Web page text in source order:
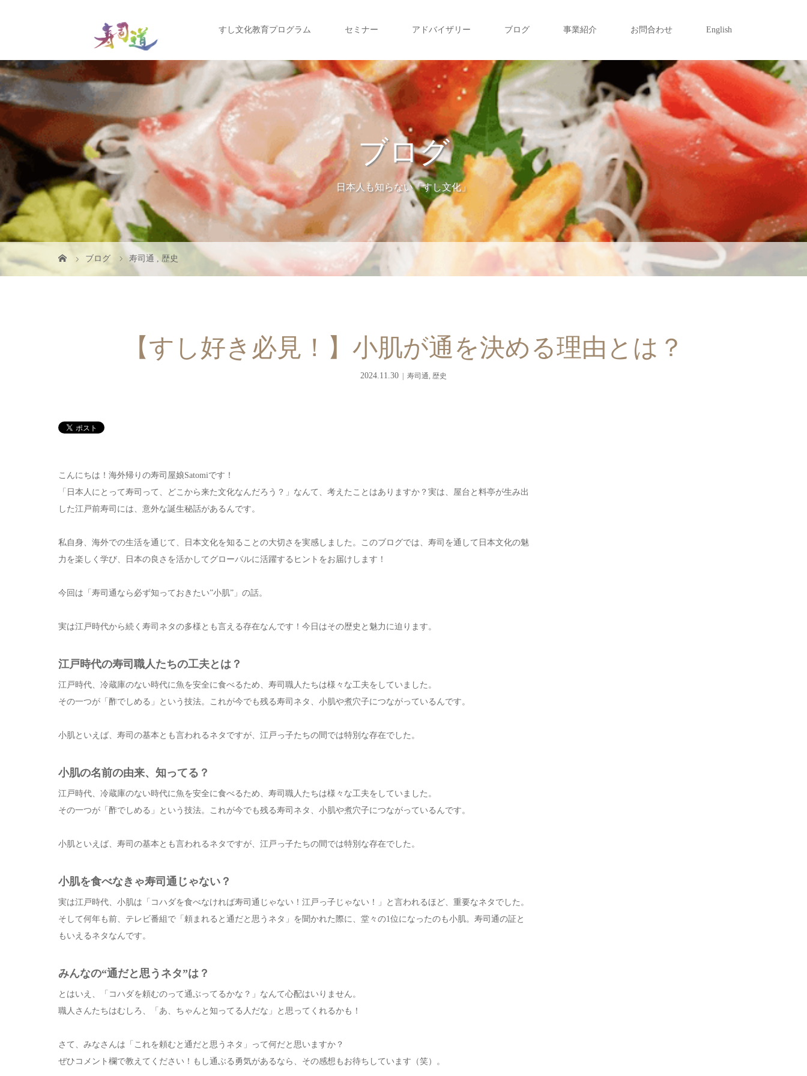
すし文化教育プログラム セミナー アドバイザリー ブログ 事業紹介 お問合わせ English
ブログ
日本人も知らない「すし文化」
ブログ 寿司通 , 歴史
【すし好き必見！】小肌が通を決める理由とは？
2024.11.30 寿司通 歴史
こんにちは！海外帰りの寿司屋娘Satomiです！
「日本人にとって寿司って、どこから来た文化なんだろう？」なんて、考えたことはありますか？実は、屋台と料亭が生み出
した江戸前寿司には、意外な誕生秘話があるんです。
私自身、海外での生活を通じて、日本文化を知ることの大切さを実感しました。このブログでは、寿司を通して日本文化の魅
力を楽しく学び、日本の良さを活かしてグローバルに活躍するヒントをお届けします！
今回は「寿司通なら必ず知っておきたい”小肌”」の話。
実は江戸時代から続く寿司ネタの多様とも言える存在なんです！今日はその歴史と魅力に迫ります。
江戸時代の寿司職人たちの工夫とは？
江戸時代、冷蔵庫のない時代に魚を安全に食べるため、寿司職人たちは様々な工夫をしていました。
その一つが「酢でしめる」という技法。これが今でも残る寿司ネタ、小肌や煮穴子につながっているんです。
小肌といえば、寿司の基本とも言われるネタですが、江戸っ子たちの間では特別な存在でした。
小肌の名前の由来、知ってる？
江戸時代、冷蔵庫のない時代に魚を安全に食べるため、寿司職人たちは様々な工夫をしていました。
その一つが「酢でしめる」という技法。これが今でも残る寿司ネタ、小肌や煮穴子につながっているんです。
小肌といえば、寿司の基本とも言われるネタですが、江戸っ子たちの間では特別な存在でした。
小肌を食べなきゃ寿司通じゃない？
実は江戸時代、小肌は「コハダを食べなければ寿司通じゃない！江戸っ子じゃない！」と言われるほど、重要なネタでした。
そして何年も前、テレビ番組で「頼まれると通だと思うネタ」を聞かれた際に、堂々の1位になったのも小肌。寿司通の証と
もいえるネタなんです。
みんなの“通だと思うネタ”は？
とはいえ、「コハダを頼むのって通ぶってるかな？」なんて心配はいりません。
職人さんたちはむしろ、「あ、ちゃんと知ってる人だな」と思ってくれるかも！
さて、みなさんは「これを頼むと通だと思うネタ」って何だと思いますか？
ぜひコメント欄で教えてください！もし通ぶる勇気があるなら、その感想もお待ちしています（笑）。